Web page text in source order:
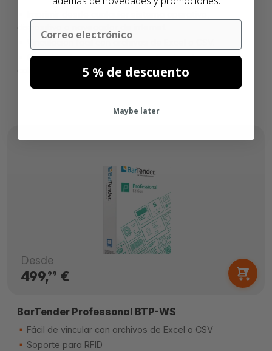
Creación de etiquetas personalizadas de
calidad profesional.
Desde
499,99 €
BarTender Professonal BTP-WS
Fácil de vincular con archivos de Excel o CSV
Soporte para RFID
Email
5 % de descuento
Maybe later